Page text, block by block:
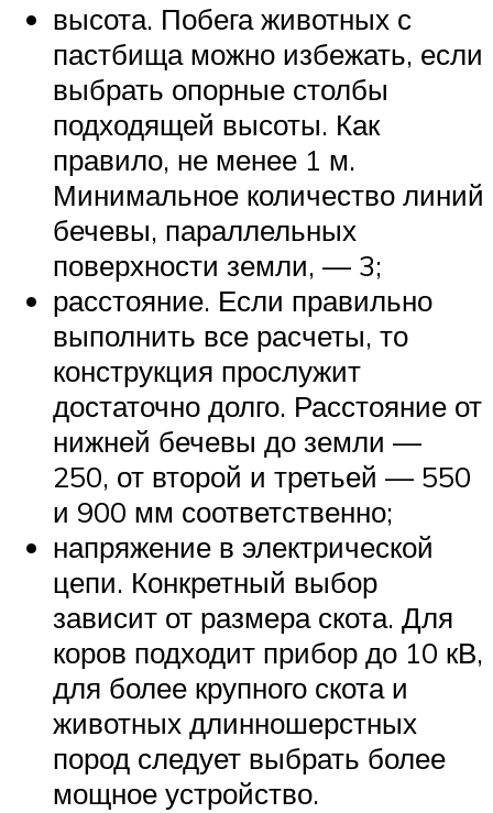
высота. Побега животных с
пастбища можно избежать, если
выбрать опорные столбы
подходящей высоты. Как
правило, не менее 1 м.
Минимальное количество линий
бечевы, параллельных
поверхности земли, — 3;
расстояние. Если правильно
выполнить все расчеты, то
конструкция прослужит
достаточно долго. Расстояние от
нижней бечевы до земли —
250, от второй и третьей — 550
и 900 мм соответственно;
напряжение в электрической
цепи. Конкретный выбор
зависит от размера скота. Для
коров подходит прибор до 10 кВ,
для более крупного скота и
животных длинношерстных
пород следует выбрать более
мощное устройство.